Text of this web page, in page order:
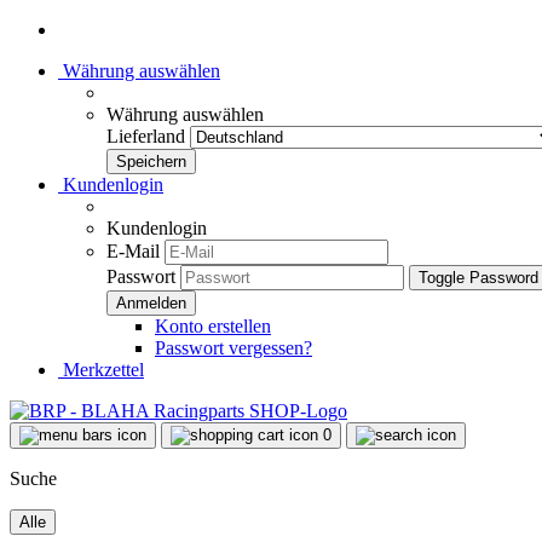
Währung auswählen
Währung auswählen
Lieferland
Kundenlogin
Kundenlogin
E-Mail
Passwort
Toggle
Konto erstellen
Passwort vergessen?
Merkzettel
0
Suche
Alle